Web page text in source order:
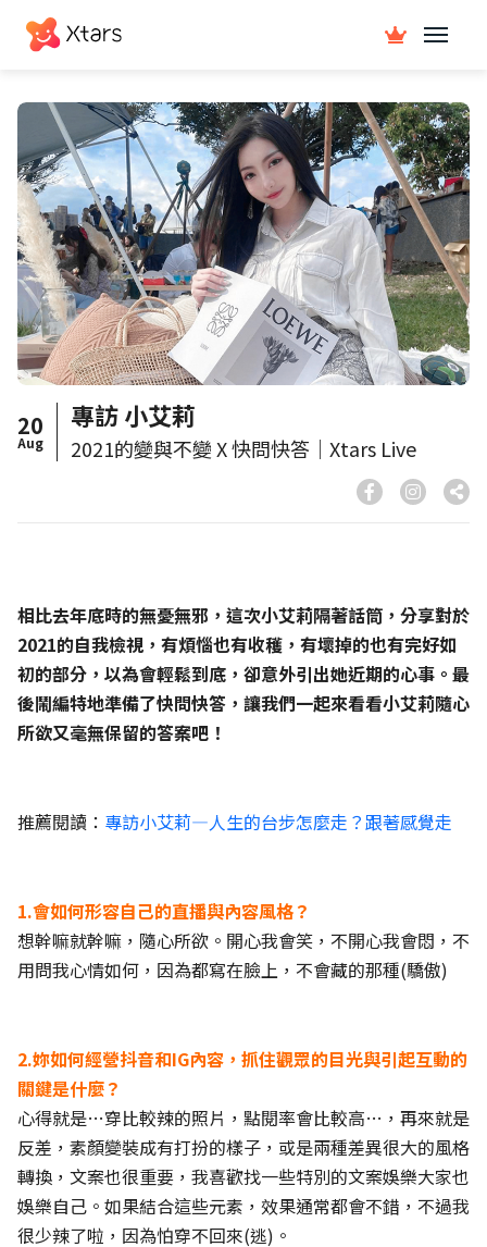
20
Aug
專訪 小艾莉
2021的變與不變 X 快問快答｜Xtars Live
相比去年底時的無憂無邪，這次小艾莉隔著話筒，分享對於
2021的自我檢視，有煩惱也有收穫，有壞掉的也有完好如
初的部分，以為會輕鬆到底，卻意外引出她近期的心事。最
後鬧編特地準備了快問快答，讓我們一起來看看小艾莉隨心
所欲又毫無保留的答案吧！
推薦閱讀： 專訪小艾莉—人生的台步怎麼走？跟著感覺走
1.會如何形容自己的直播與內容風格？
想幹嘛就幹嘛，隨心所欲。開心我會笑，不開心我會悶，不
用問我心情如何，因為都寫在臉上，不會藏的那種(驕傲)
2.妳如何經營抖音和IG內容，抓住觀眾的目光與引起互動的
關鍵是什麼？
心得就是…穿比較辣的照片，點閱率會比較高…，再來就是
反差，素顏變裝成有打扮的樣子，或是兩種差異很大的風格
轉換，文案也很重要，我喜歡找一些特別的文案娛樂大家也
娛樂自己。如果結合這些元素，效果通常都會不錯，不過我
很少辣了啦，因為怕穿不回來(逃)。